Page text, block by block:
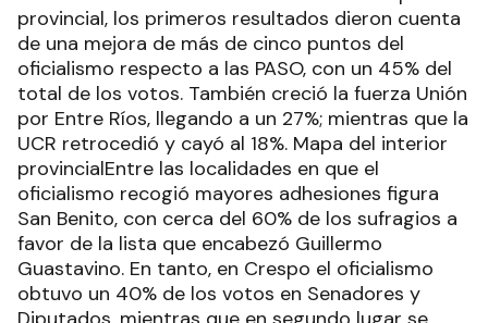
provincial, los primeros resultados dieron cuenta
de una mejora de más de cinco puntos del
oficialismo respecto a las PASO, con un 45% del
total de los votos. También creció la fuerza Unión
por Entre Ríos, llegando a un 27%; mientras que la
UCR retrocedió y cayó al 18%. Mapa del interior
provincialEntre las localidades en que el
oficialismo recogió mayores adhesiones figura
San Benito, con cerca del 60% de los sufragios a
favor de la lista que encabezó Guillermo
Guastavino. En tanto, en Crespo el oficialismo
obtuvo un 40% de los votos en Senadores y